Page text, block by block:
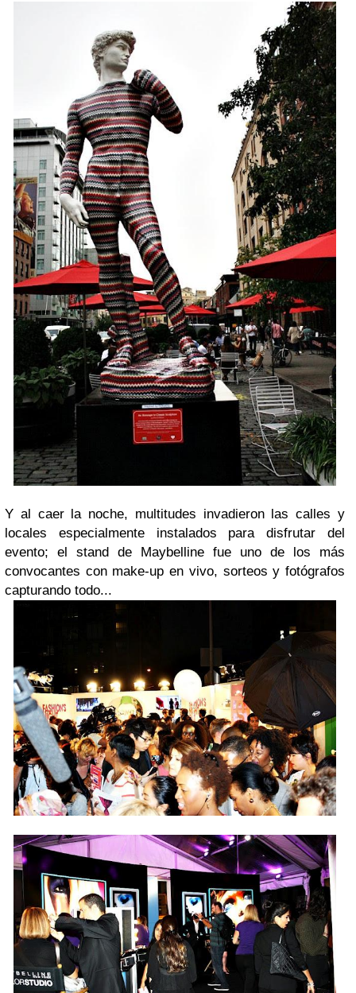
Y al caer la noche, multitudes invadieron las calles y
locales especialmente instalados para disfrutar del
evento; el stand de Maybelline fue uno de los más
convocantes con make-up en vivo, sorteos y fotógrafos
capturando todo...